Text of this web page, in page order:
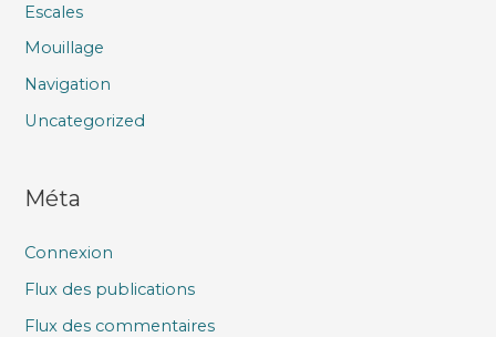
Escales
Mouillage
Navigation
Uncategorized
Méta
Connexion
Flux des publications
Flux des commentaires